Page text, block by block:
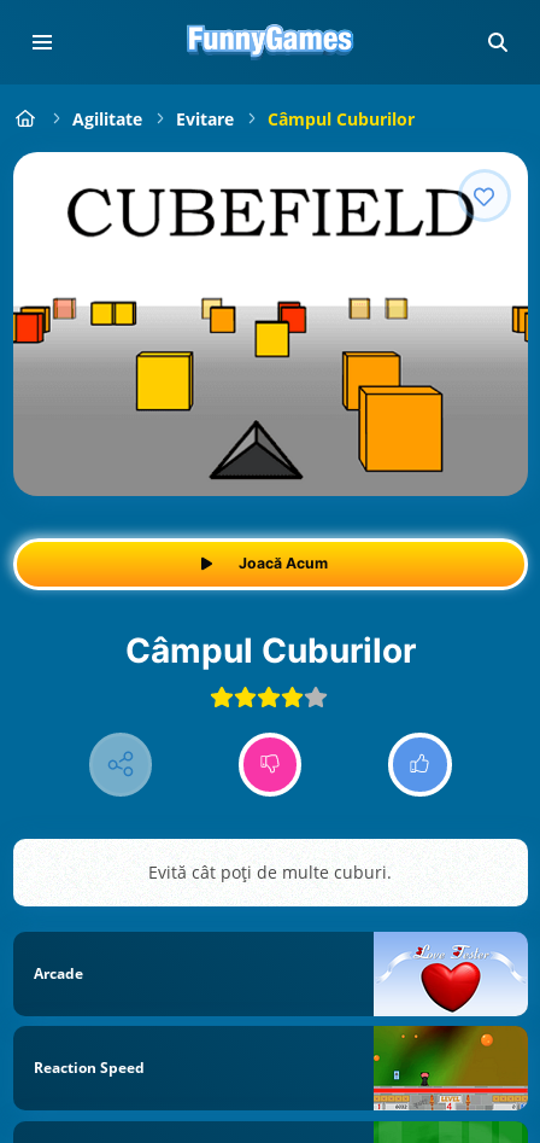
Agilitate Evitare Câmpul Cuburilor
Joacă Acum
Câmpul Cuburilor
Evită cât poți de multe cuburi.
Arcade
Reaction Speed